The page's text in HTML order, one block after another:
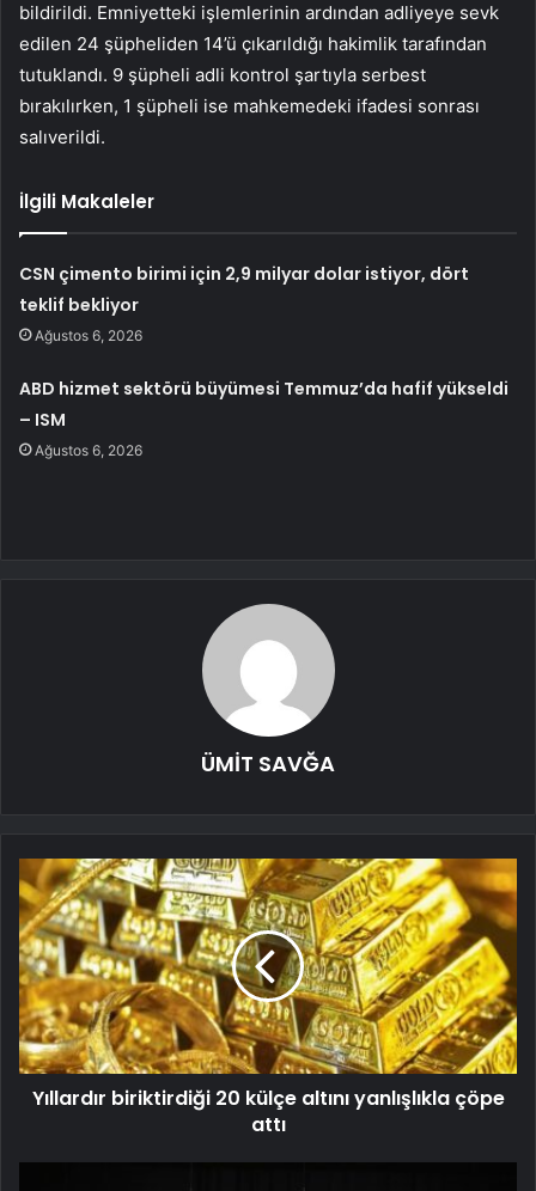
bildirildi. Emniyetteki işlemlerinin ardından adliyeye sevk
edilen 24 şüpheliden 14’ü çıkarıldığı hakimlik tarafından
tutuklandı. 9 şüpheli adli kontrol şartıyla serbest
bırakılırken, 1 şüpheli ise mahkemedeki ifadesi sonrası
salıverildi.
İlgili Makaleler
CSN çimento birimi için 2,9 milyar dolar istiyor, dört
teklif bekliyor
Ağustos 6, 2026
ABD hizmet sektörü büyümesi Temmuz’da hafif yükseldi
– ISM
Ağustos 6, 2026
ÜMİT SAVĞA
Yıllardır biriktirdiği 20 külçe altını yanlışlıkla çöpe
attı